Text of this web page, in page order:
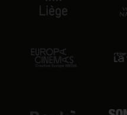
mar. 18 août 2026